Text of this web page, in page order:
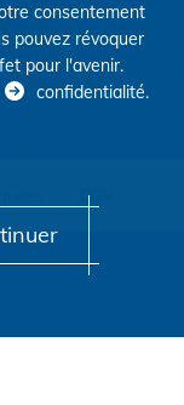
CGV
consentement
pouvez révoquer
pour l'avenir.
confidentialité.